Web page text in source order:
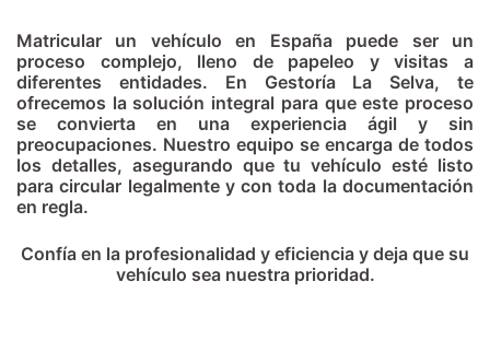
Matricular un vehículo en España puede ser un
proceso complejo, lleno de papeleo y visitas a
diferentes entidades. En Gestoría La Selva, te
ofrecemos la solución integral para que este proceso
se convierta en una experiencia ágil y sin
preocupaciones. Nuestro equipo se encarga de todos
los detalles, asegurando que tu vehículo esté listo
para circular legalmente y con toda la documentación
en regla.
Confía en la profesionalidad y eficiencia y deja que su
vehículo sea nuestra prioridad.